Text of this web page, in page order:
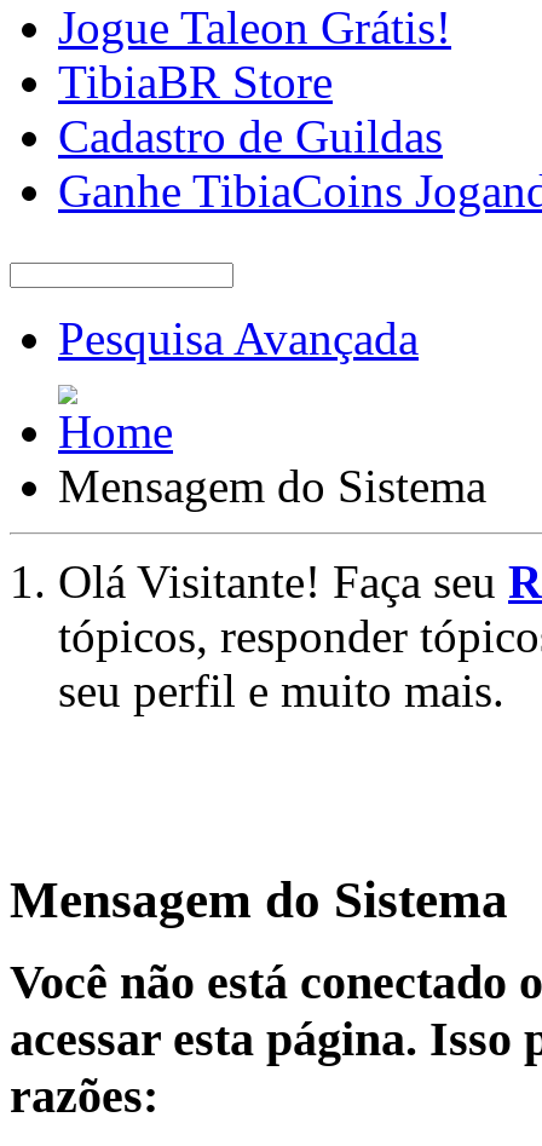
Jogue Taleon Grátis!
TibiaBR Store
Cadastro de Guildas
Ganhe TibiaCoins
Pesquisa Avançada
Mensagem do Sistema
Olá Visitante! Faça seu
tópicos, responder
seu perfil e muito mais.
Mensagem do Sistema
Você não está conectado
acessar esta página.
razões: